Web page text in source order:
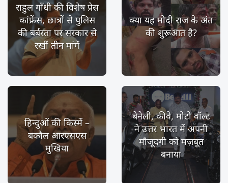
राहुल गाँधी की विशेष प्रेस
कांफ्रेंस, छात्रों से पुलिस
की बर्बरता पर सरकार से
रखीं तीन मांगें
क्या यह मोदी राज के अंत
की शुरूआत है?
हिन्दुओं की किस्में –
बकौल आरएसएस
मुखिया
बेनेली, कीवे, मोटो वॉल्ट
ने उत्तर भारत में अपनी
मौजूदगी को मज़बूत
बनाया